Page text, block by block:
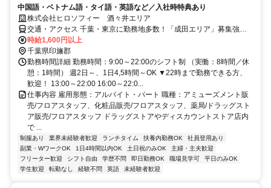
中国語・ベトナム語・タイ語・英語など／入社時特典あり
株式会社ヒロソフィー 酒々井エリア
交通・アクセス 千葉・東京に勤務地多数！「成田エリア」募集強化
中
時給1,600円以上
千葉県印旛郡
勤務時間詳細 勤務時間：9:00～22:00のシフト制 （実働：8時間／休
憩：1時間） 週2日～、1日4,5時間～OK ▼22時まで勤務できる方、
歓迎！ 13:00～22:00 16:00～22:0...
仕事内容 雇用形態：アルバイト・パート 職種：アミューズメント販
売/フロアスタッフ、化粧品販売/フロアスタッフ、薬局/ドラッグスト
ア販売/フロアスタッフ ドラッグストアやディスカウントストア店内
で ...
制服あり 業界未経験者歓迎 ランチタイム 扶養内勤務OK
社員登用あり
副業・WワークOK
1日4時間以内OK 土日祝のみOK
主婦・主夫歓迎
フリーター歓迎
シフト自由 学歴不問 即日勤務OK 職場見学可
平日のみOK
学生歓迎
転勤なし 経験不問 英語 未経験者歓迎